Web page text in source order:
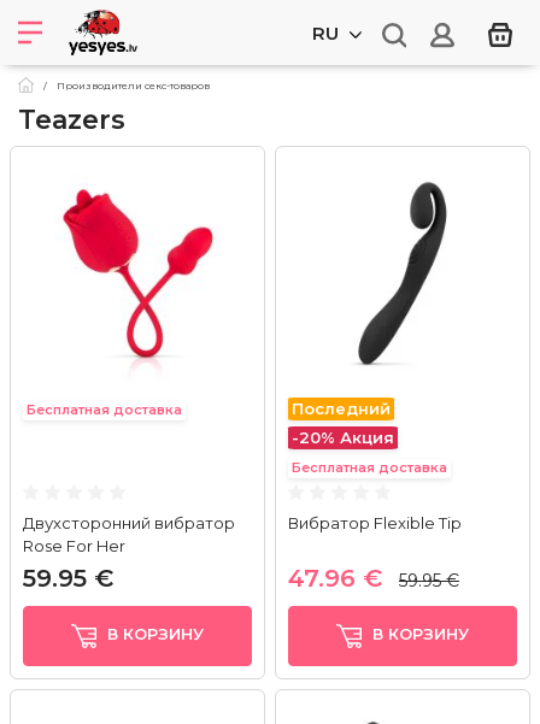
RU
Производители секс-товаров
Teazers
Бесплатная доставка
Двухсторонний вибратор
Rose For Her
59.95 €
В КОРЗИНУ
Последний
-20% Акция
Бесплатная доставка
Вибратор Flexible Tip
47.96 € 59.95 €
В КОРЗИНУ